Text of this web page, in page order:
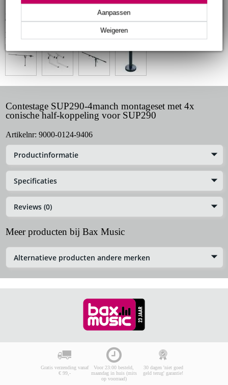
Weigeren
Aanpassen
Bekijk alle productspecificaties
Bekijk ook eens (4)
Contestage SUP290-4manch montageset met 4x
conische half-koppeling voor SUP290
Artikelnr: 9000-0124-9406
Productinformatie
Specificaties
Reviews (0)
Meer producten bij Bax Music
Alternatieve producten andere merken
Gratis verzending vanaf
€ 99,-
Voor 23:00 besteld,
maandag in huis (mits
op voorraad)
30 dagen 'niet goed
geld terug' garantie!